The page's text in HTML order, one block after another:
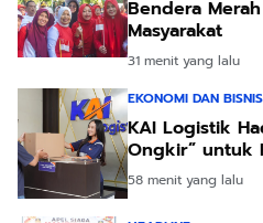
Bendera
Masyarakat
31 menit yang lalu
EKONOMI DAN BISNIS
KAI Logistik
Ongkir” untuk
58 menit yang lalu